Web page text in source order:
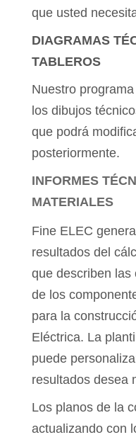
que usted
DIAGRAMAS
TABLEROS
Nuestro
los dibujos
que podrá
posteriormente.
INFORMES
MATERIALES
Fine ELEC
resultados del
que describen las
de los
para la
Eléctrica. La
puede
resultados desea
Los planos de la
actualizando con